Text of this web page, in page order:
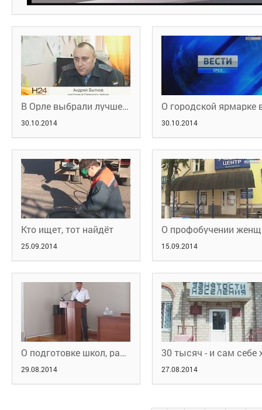
В Орле выбрали лучшего участкового
30.10.2014 30.10.2014
Кто ищет, тот найдёт
25.09.2014 15.09.2014
О подготовке школ, работе с беженцами и грядущих выборах
29.08.2014 27.08.2014